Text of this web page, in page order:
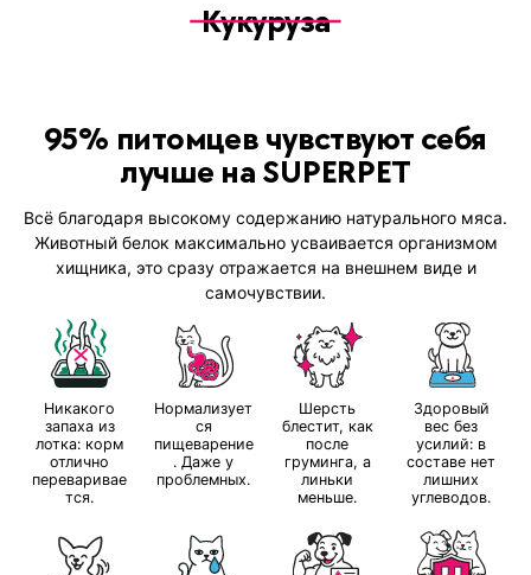
Кукуруза
95% питомцев чувствуют себя
лучше на SUPERPET
Всё благодаря высокому содержанию натурального мяса.
Животный белок максимально усваивается организмом
хищника, это сразу отражается на внешнем виде и
самочувствии.
Никакого
запаха из
лотка: корм
отлично
переваривае
тся.
Нормализует
ся
пищеварение
. Даже у
проблемных.
Шерсть
блестит, как
после
груминга, а
линьки
меньше.
Здоровый
вес без
усилий: в
составе нет
лишних
углеводов.